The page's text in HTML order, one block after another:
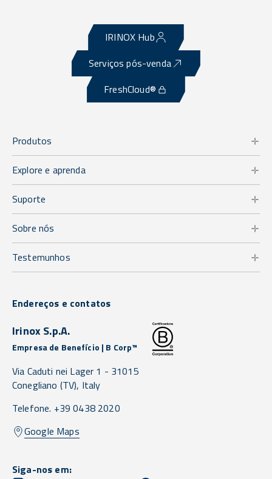
IRINOX Hub
Serviços pós-venda
FreshCloud®
Produtos
Explore e aprenda
Suporte
Sobre nós
Testemunhos
Endereços e contatos
Irinox S.p.A.
Empresa de Benefício | B Corp™
Via Caduti nei Lager 1 - 31015
Conegliano (TV), Italy
Telefone. +39 0438 2020
Google Maps
Siga-nos em: